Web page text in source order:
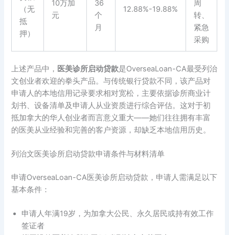
（无
抵
押）
10万加
元
36
个
月
12.88%-19.88%
周
转、
紧急
采购
上述产品中， 医美诊所启动贷款是OverseaLoan-CA最受列治
文创业者欢迎的拳头产品。与传统银行贷款不同，该产品对
申请人的本地信用记录要求相对宽松，主要依据诊所商业计
划书、设备清单及申请人从业资质进行综合评估。这对于初
抵加拿大的华人创业者而言意义重大——她们往往拥有丰富
的医美从业经验和完善的客户资源，却缺乏本地信用历史。
列治文医美诊所启动贷款申请条件与材料清单
申请OverseaLoan-CA医美诊所启动贷款，申请人需满足以下
基本条件：
申请人年满19岁，为加拿大公民、永久居民或持有效工作
签证者